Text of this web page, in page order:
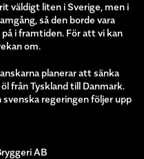
väldigt liten i Sverige, men i
så den borde vara
i framtiden. För att vi kan
om.
planerar att sänka
från Tyskland till Danmark.
regeringen följer upp
AB